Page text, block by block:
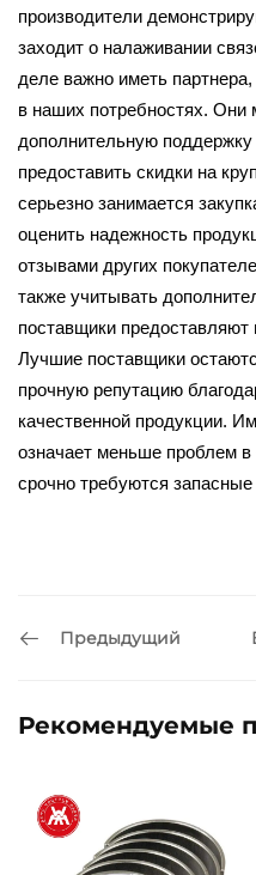
производители
заходит о налаживании
деле важно иметь
в наших потребностях. Они
дополнительную
предоставить скидки на
серьезно занимается
оценить надежность
отзывами других
также учитывать
поставщики
Лучшие поставщики
прочную репутацию
качественной продукции.
означает меньше проблем
срочно требуются запасные
Предыдущий
Рекомендуемые